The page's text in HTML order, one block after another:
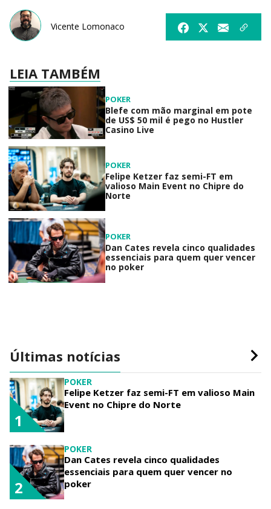
Vicente Lomonaco
LEIA TAMBÉM
POKER
Blefe com mão marginal em pote
de US$ 50 mil é pego no Hustler
Casino Live
POKER
Felipe Ketzer faz semi-FT em
valioso Main Event no Chipre do
Norte
POKER
Dan Cates revela cinco qualidades
essenciais para quem quer vencer
no poker
Últimas notícias
POKER
Felipe Ketzer faz semi-FT em valioso Main
Event no Chipre do Norte
1
POKER
Dan Cates revela cinco qualidades
essenciais para quem quer vencer no
poker
2